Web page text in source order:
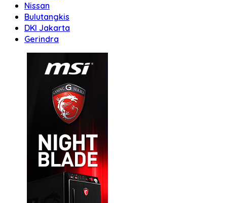
Nissan
Bulutangkis
DKI Jakarta
Gerindra